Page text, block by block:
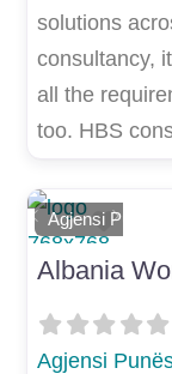
solutions
consultancy,
all the
too. HBS
Agjensi
E mëparshme
Më Tej
Albania
Agjensi